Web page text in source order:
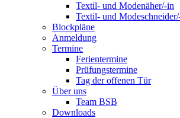
Textil- und Modenäher/-in
Textil- und
Blockpläne
Anmeldung
Termine
Ferientermine
Prüfungstermine
Tag der offenen Tür
Über uns
Team BSB
Downloads